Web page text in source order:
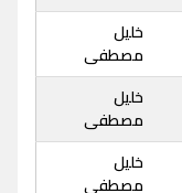
خليل
مصطفى
خليل
مصطفى
خليل
مصطفى